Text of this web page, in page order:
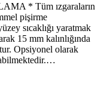
* Tüm ızgaraların
pişirme
sıcaklığı yaratmak
15 mm kalınlığında
Opsiyonel olarak